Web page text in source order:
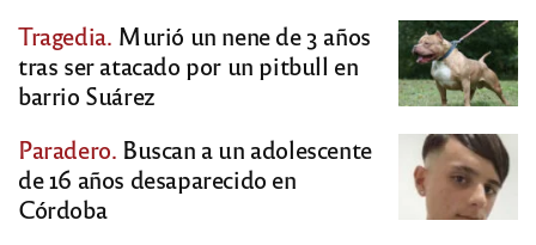
Tragedia. Murió un nene de 3 años
tras ser atacado por un pitbull en
barrio Suárez
Paradero. Buscan a un adolescente
de 16 años desaparecido en
Córdoba